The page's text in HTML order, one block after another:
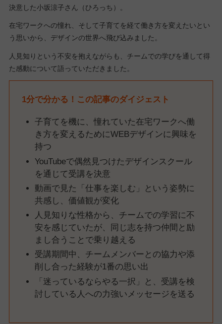
決意した小坂涼子さん（ひろっち）。
在宅ワークへの憧れ、そして子育てを経て働き方を変えたいとい
う思いから、デザインの世界へ飛び込みました。
人見知りという不安を抱えながらも、チームでの学びを通して得
た感動について語っていただきました。
1分で分かる！この記事のダイジェスト
子育てを機に、憧れていた在宅ワークへ働
き方を変えるためにWEBデザインに興味を
持つ
YouTubeで偶然見つけたデザインスクール
を通じて受講を決意
動画で見た「仕事を楽しむ」という姿勢に
共感し、価値観が変化
人見知りな性格から、チームでの学習に不
安を感じていたが、同じ志を持つ仲間と励
まし合うことで乗り越える
受講期間中、チームメンバーとの協力や添
削し合った経験が1番の思い出
「迷っているならやる一択」と、受講を検
討している人への力強いメッセージを送る